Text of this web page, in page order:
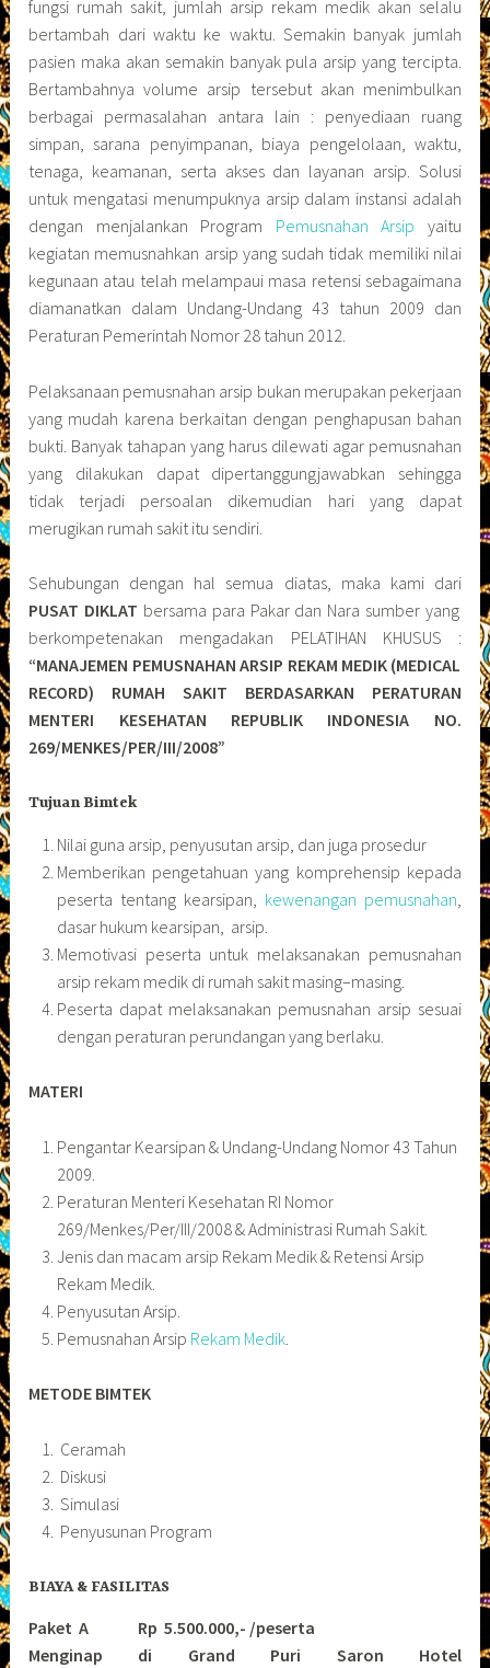
fungsi rumah sakit, jumlah arsip rekam medik akan selalu
bertambah dari waktu ke waktu. Semakin banyak jumlah
pasien maka akan semakin banyak pula arsip yang tercipta.
Bertambahnya volume arsip tersebut akan menimbulkan
berbagai permasalahan antara lain : penyediaan ruang
simpan, sarana penyimpanan, biaya pengelolaan, waktu,
tenaga, keamanan, serta akses dan layanan arsip. Solusi
untuk mengatasi menumpuknya arsip dalam instansi adalah
dengan menjalankan Program Pemusnahan Arsip yaitu
kegiatan memusnahkan arsip yang sudah tidak memiliki nilai
kegunaan atau telah melampaui masa retensi sebagaimana
diamanatkan dalam Undang-Undang 43 tahun 2009 dan
Peraturan Pemerintah Nomor 28 tahun 2012.
Pelaksanaan pemusnahan arsip bukan merupakan pekerjaan
yang mudah karena berkaitan dengan penghapusan bahan
bukti. Banyak tahapan yang harus dilewati agar pemusnahan
yang dilakukan dapat dipertanggungjawabkan sehingga
tidak terjadi persoalan dikemudian hari yang dapat
merugikan rumah sakit itu sendiri.
Sehubungan dengan hal semua diatas, maka kami dari
PUSAT DIKLAT bersama para Pakar dan Nara sumber yang
berkompetenakan mengadakan PELATIHAN KHUSUS :
“MANAJEMEN PEMUSNAHAN ARSIP REKAM MEDIK (MEDICAL
RECORD) RUMAH SAKIT BERDASARKAN PERATURAN
MENTERI KESEHATAN REPUBLIK INDONESIA NO.
269/MENKES/PER/III/2008”
Tujuan Bimtek
Nilai guna arsip, penyusutan arsip, dan juga prosedur
Memberikan pengetahuan yang komprehensip kepada
peserta tentang kearsipan, kewenangan pemusnahan
dasar hukum kearsipan, arsip.
Memotivasi peserta untuk melaksanakan pemusnahan
arsip rekam medik di rumah sakit masing–masing.
Peserta dapat melaksanakan pemusnahan arsip sesuai
dengan peraturan perundangan yang berlaku.
MATERI
Pengantar Kearsipan & Undang-Undang Nomor 43 Tahun
2009.
Peraturan Menteri Kesehatan RI Nomor
269/Menkes/Per/III/2008 & Administrasi Rumah Sakit.
Jenis dan macam arsip Rekam Medik & Retensi Arsip
Rekam Medik.
Penyusutan Arsip.
Pemusnahan Arsip Rekam Medik.
METODE BIMTEK
Ceramah
Diskusi
Simulasi
Penyusunan Program
BIAYA & FASILITAS
Paket A Rp 5.500.000,- /peserta
Menginap di Grand Puri Saron Hotel